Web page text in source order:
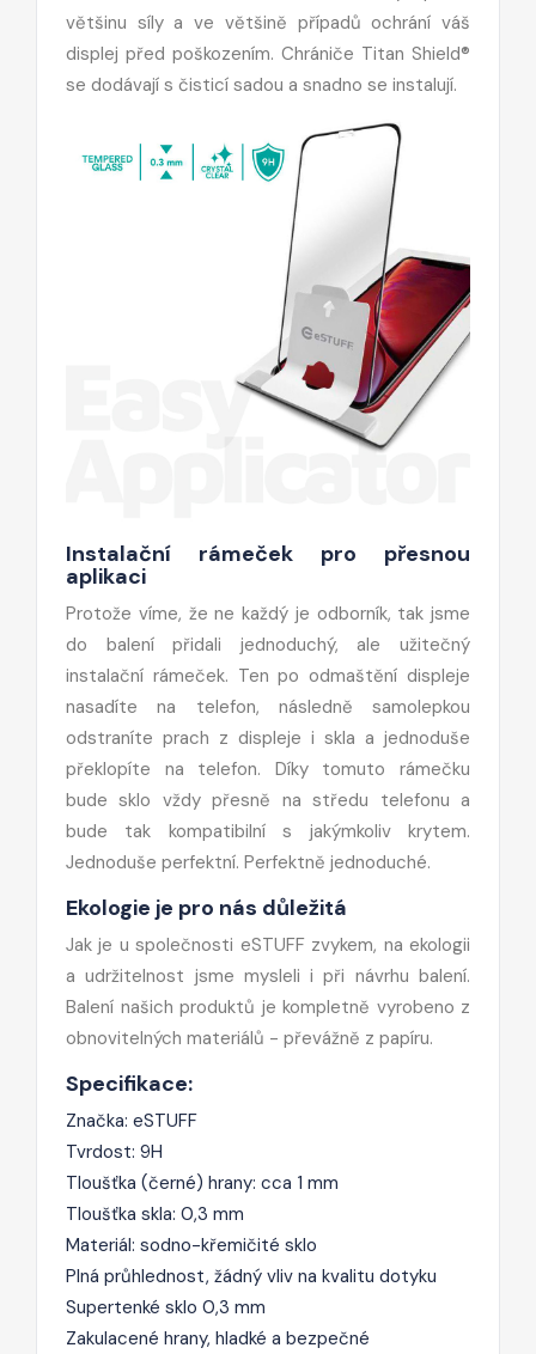
většinu síly a ve většině případů ochrání váš
displej před poškozením. Chrániče Titan Shield®
se dodávají s čisticí sadou a snadno se instalují.
Instalační rámeček pro přesnou
aplikaci
Protože víme, že ne každý je odborník, tak jsme
do balení přidali jednoduchý, ale užitečný
instalační rámeček. Ten po odmaštění displeje
nasadíte na telefon, následně samolepkou
odstraníte prach z displeje i skla a jednoduše
překlopíte na telefon. Díky tomuto rámečku
bude sklo vždy přesně na středu telefonu a
bude tak kompatibilní s jakýmkoliv krytem.
Jednoduše perfektní. Perfektně jednoduché.
Ekologie je pro nás důležitá
Jak je u společnosti eSTUFF zvykem, na ekologii
a udržitelnost jsme mysleli i při návrhu balení.
Balení našich produktů je kompletně vyrobeno z
obnovitelných materiálů - převážně z papíru.
Specifikace:
Značka: eSTUFF
Tvrdost: 9H
Tloušťka (černé) hrany: cca 1 mm
Tloušťka skla: 0,3 mm
Materiál: sodno-křemičité sklo
Plná průhlednost, žádný vliv na kvalitu dotyku
Supertenké sklo 0,3 mm
Zakulacené hrany, hladké a bezpečné